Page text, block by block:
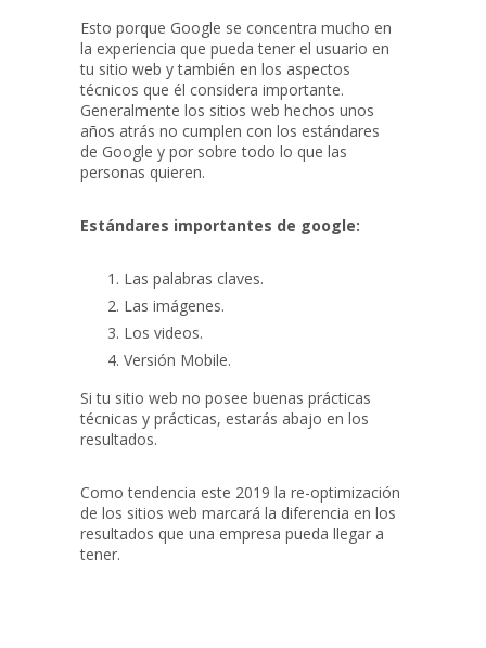
Esto porque Google se concentra mucho en
la experiencia que pueda tener el usuario en
tu sitio web y también en los aspectos
técnicos que él considera importante.
Generalmente los sitios web hechos unos
años atrás no cumplen con los estándares
de Google y por sobre todo lo que las
personas quieren.
Estándares importantes de google:
Las palabras claves.
Las imágenes.
Los videos.
Versión Mobile.
Si tu sitio web no posee buenas prácticas
técnicas y prácticas, estarás abajo en los
resultados.
Como tendencia este 2019 la re-optimización
de los sitios web marcará la diferencia en los
resultados que una empresa pueda llegar a
tener.